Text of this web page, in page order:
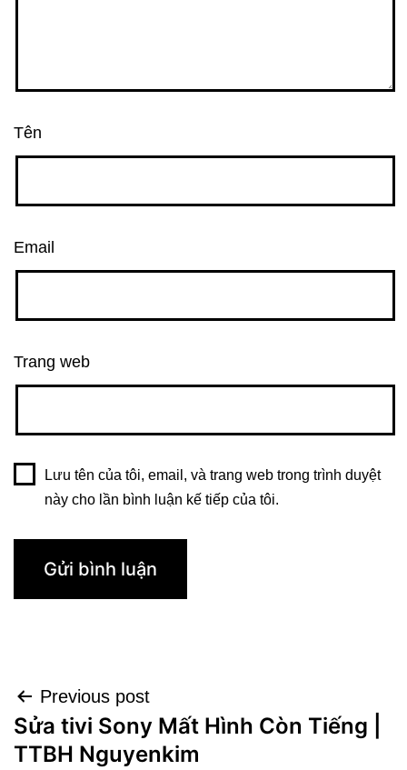
Tên
Email
Trang web
Lưu tên của tôi, email, và trang web trong trình duyệt
này cho lần bình luận kế tiếp của tôi.
Điều
hướng
Previous post
Sửa tivi Sony Mất Hình Còn Tiếng |
TTBH Nguyenkim